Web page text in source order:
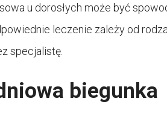
u dorosłych może być
leczenie zależy od
specjalistę.
biegunka